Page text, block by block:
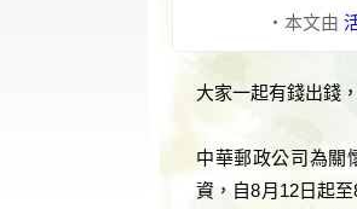
‧本文由
大家一起有錢出錢
中華郵政公司為關
資，自8月12日起